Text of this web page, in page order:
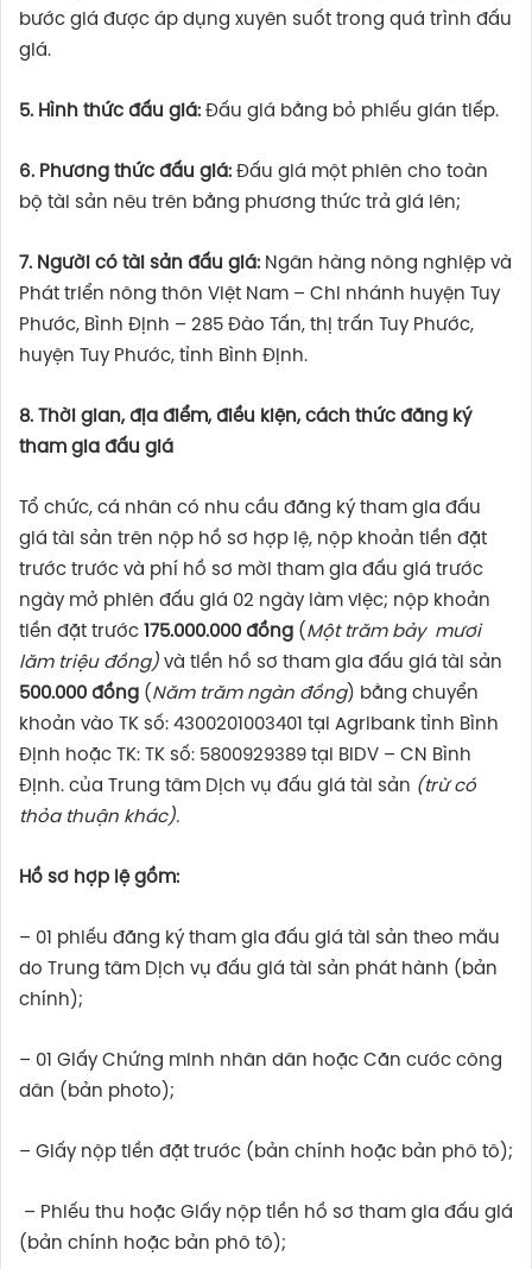
bước giá được áp dụng xuyên suốt trong quá trình đấu
giá.
5. Hình thức đấu giá: Đấu giá bằng bỏ phiếu gián tiếp.
6. Phương thức đấu giá: Đấu giá một phiên cho toàn
bộ tài sản nêu trên bằng phương thức trả giá lên;
7. Người có tài sản đấu giá: Ngân hàng nông nghiệp và
Phát triển nông thôn Việt Nam – Chi nhánh huyện Tuy
Phước, Bình Định – 285 Đào Tấn, thị trấn Tuy Phước,
huyện Tuy Phước, tỉnh Bình Định.
8. Thời gian, địa điểm, điều kiện, cách thức đăng ký
tham gia đấu giá
Tổ chức, cá nhân có nhu cầu đăng ký tham gia đấu
giá tài sản trên nộp hồ sơ hợp lệ, nộp khoản tiền đặt
trước trước và phí hồ sơ mời tham gia đấu giá trước
ngày mở phiên đấu giá 02 ngày làm việc; nộp khoản
tiền đặt trước 175.000.000 đồng ( Một trăm bảy mươi
lăm triệu đồng) và tiền hồ sơ tham gia đấu giá tài sản
500.000 đồng ( Năm trăm ngàn đồng) bằng chuyển
khoản vào TK số: 4300201003401 tại Agribank tỉnh Bình
Định hoặc TK: TK số: 5800929389 tại BIDV – CN Bình
Định. của Trung tâm Dịch vụ đấu giá tài sản (trừ có
thỏa thuận khác).
Hồ sơ hợp lệ gồm:
– 01 phiếu đăng ký tham gia đấu giá tài sản theo mẫu
do Trung tâm Dịch vụ đấu giá tài sản phát hành (bản
chính);
– 01 Giấy Chứng minh nhân dân hoặc Căn cước công
dân (bản photo);
– Giấy nộp tiền đặt trước (bản chính hoặc bản phô tô);
– Phiếu thu hoặc Giấy nộp tiền hồ sơ tham gia đấu giá
(bản chính hoặc bản phô tô);